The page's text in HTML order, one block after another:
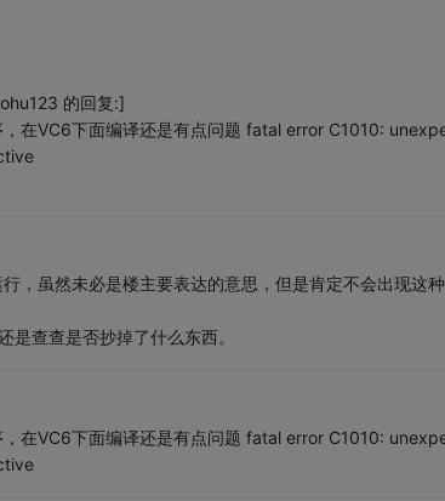
的回复:]
，在VC6下面编译还是有点问题 fatal error C1010:
，虽然未必是楼主要表达的意思，但是肯定不会出现这种
查查是否抄掉了什么东西。
，在VC6下面编译还是有点问题 fatal error C1010: